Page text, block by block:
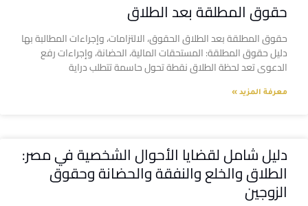
حقوق المطلقة بعد الطلاق
حقوق المطلقة بعد الطلاق الحقوق، الالتزامات، وإجراءات المطالبة بها
دليل حقوق المطلقة: المستحقات المالية، الحضانة، وإجراءات رفع
الدعوى تعد لحظة الطلاق نقطة تحول حاسمة تتطلب دراية
معرفة المزيد »
دليل شامل لقضايا الأحوال الشخصية في مصر:
الطلاق والخلع والنفقة والحضانة وحقوق
الزوجين